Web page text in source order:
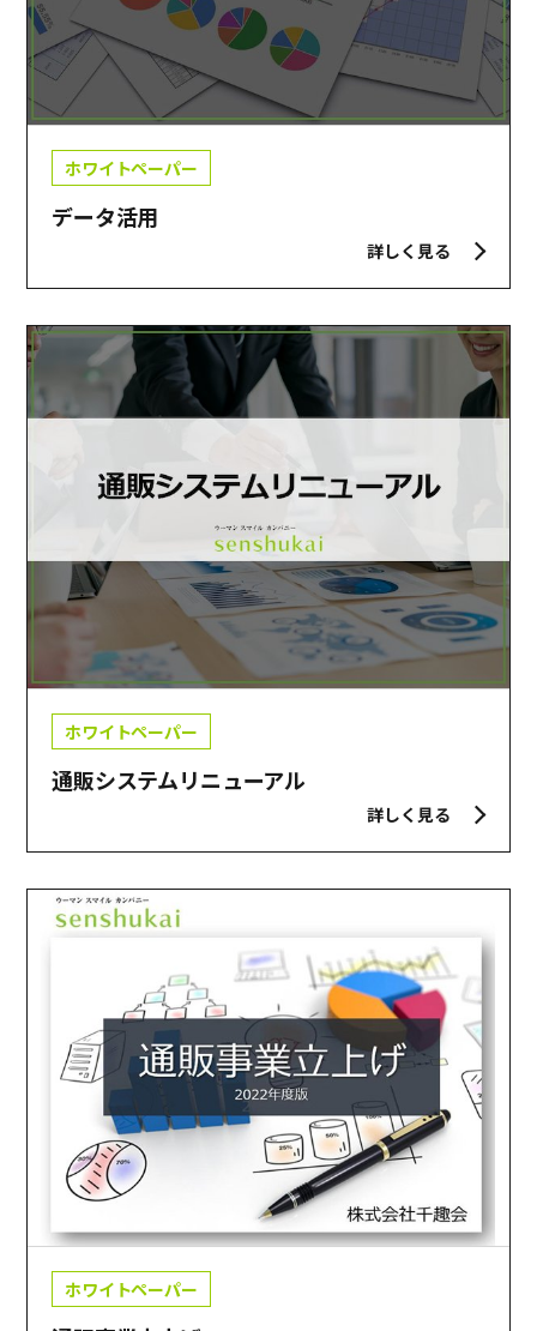
ホワイトペーパー
データ活用
詳しく見る
ホワイトペーパー
通販システムリニューアル
詳しく見る
ホワイトペーパー